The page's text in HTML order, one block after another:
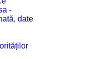
-
date